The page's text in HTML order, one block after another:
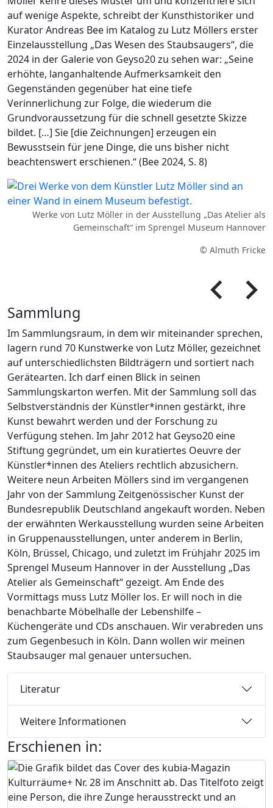
auf wenige Aspekte, schreibt der Kunsthistoriker und
Kurator Andreas Bee im Katalog zu Lutz Möllers erster
Einzelausstellung „Das Wesen des Staubsaugers“, die
2024 in der Galerie von Geyso20 zu sehen war: „Seine
erhöhte, langanhaltende Aufmerksamkeit den
Gegenständen gegenüber hat eine tiefe
Verinnerlichung zur Folge, die wiederum die
Grundvoraussetzung für die schnell gesetzte Skizze
bildet. […] Sie [die Zeichnungen] erzeugen ein
Bewusstsein für jene Dinge, die uns bisher nicht
beachtenswert erschienen.“ (Bee 2024, S. 8)
Werke von Lutz Möller in der Ausstellung „Das Atelier als
Gemeinschaft“ im Sprengel Museum Hannover
© Almuth Fricke
Sammlung
Im Sammlungsraum, in dem wir miteinander sprechen,
lagern rund 70 Kunstwerke von Lutz Möller, gezeichnet
auf unterschiedlichsten Bildträgern und sortiert nach
Gerätearten. Ich darf einen Blick in seinen
Sammlungskarton werfen. Mit der Sammlung soll das
Selbstverständnis der Künstler*innen gestärkt, ihre
Kunst bewahrt werden und der Forschung zu
Verfügung stehen. Im Jahr 2012 hat Geyso20 eine
Stiftung gegründet, um ein kuratiertes Oeuvre der
Künstler*innen des Ateliers rechtlich abzusichern.
Weitere neun Arbeiten Möllers sind im vergangenen
Jahr von der Sammlung Zeitgenössischer Kunst der
Bundesrepublik Deutschland angekauft worden. Neben
der erwähnten Werkausstellung wurden seine Arbeiten
in Gruppenausstellungen, unter anderem in Berlin,
Köln, Brüssel, Chicago, und zuletzt im Frühjahr 2025 im
Sprengel Museum Hannover in der Ausstellung „Das
Atelier als Gemeinschaft“ gezeigt. Am Ende des
Vormittags muss Lutz Möller los. Er will noch in die
benachbarte Möbelhalle der Lebenshilfe –
Küchengeräte und CDs anschauen. Wir verabreden uns
zum Gegenbesuch in Köln. Dann wollen wir meinen
Staubsauger mal genauer untersuchen.
Literatur
Weitere Informationen
Erschienen in: